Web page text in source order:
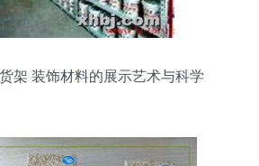
架 装饰材料的展示艺术与科学